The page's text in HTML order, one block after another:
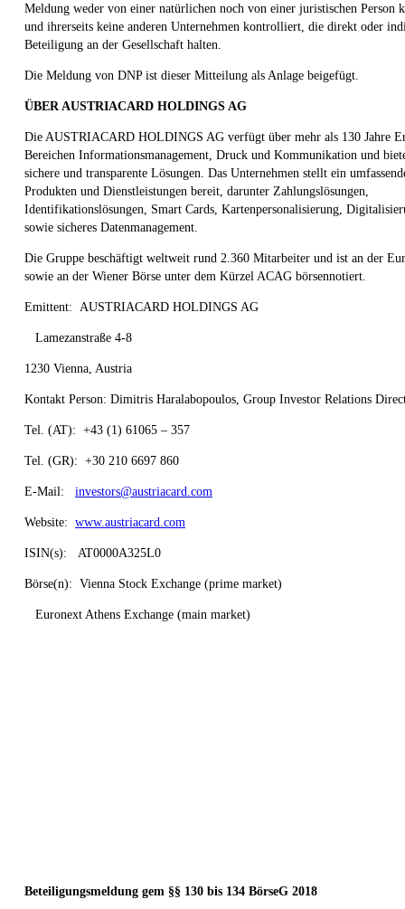
Meldung weder von einer natürlichen noch von einer juristischen Person
und ihrerseits keine anderen Unternehmen kontrolliert, die direkt oder
Beteiligung an der Gesellschaft halten.
Die Meldung von DNP ist dieser Mitteilung als Anlage beigefügt.
ÜBER AUSTRIACARD HOLDINGS AG
Die AUSTRIACARD HOLDINGS AG verfügt über mehr als 130 Jahre
Bereichen Informationsmanagement, Druck und Kommunikation und
sichere und transparente Lösungen. Das Unternehmen stellt ein
Produkten und Dienstleistungen bereit, darunter Zahlungslösungen,
Identifikationslösungen, Smart Cards, Kartenpersonalisierung,
sowie sicheres Datenmanagement.
Die Gruppe beschäftigt weltweit rund 2.360 Mitarbeiter und ist an der
sowie an der Wiener Börse unter dem Kürzel ACAG börsennotiert.
Emittent: AUSTRIACARD HOLDINGS AG
Lamezanstraße 4-8
1230 Vienna, Austria
Kontakt Person: Dimitris Haralabopoulos, Group Investor Relations
Tel. (AT): +43 (1) 61065 – 357
Tel. (GR): +30 210 6697 860
E-Mail: investors@austriacard.com
Website: www.austriacard.com
ISIN(s): AT0000A325L0
Börse(n): Vienna Stock Exchange (prime market)
Euronext Athens Exchange (main market)
Beteiligungsmeldung gem §§ 130 bis 134 BörseG 2018